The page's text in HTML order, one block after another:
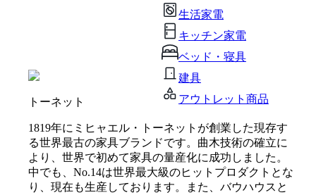
生活家電
キッチン家電
ベッド・寝具
建具
アウトレット商品
トーネット
1819年にミヒャエル・トーネットが創業した現存す
る世界最古の家具ブランドです。曲木技術の確立に
より、世界で初めて家具の量産化に成功しました。
中でも、No.14は世界最大級のヒットプロダクトとな
り、現在も生産しております。また、バウハウスと